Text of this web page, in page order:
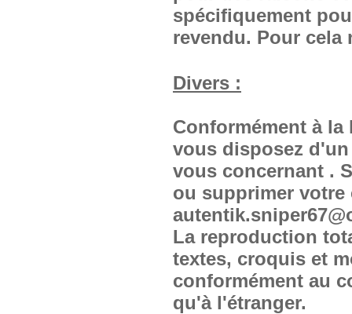
spécifiquement
revendu. Pour cela
Divers :
Conformément à
vous disposez
vous concernant .
ou supprimer
La reproduction
textes, croquis et
conformément au
qu'à l'étranger.